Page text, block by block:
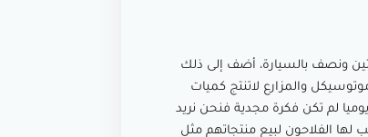
ونصف بالسيارة، أضف إلى ذلك
والمزارع لاتنتج كميات
وشراء 15 او 20 كيلو من كل مزرعة يوميا لم تكن فكرة مجدية فنحن نريد
لها الفلاحون لبيع منتجاتهم مثل